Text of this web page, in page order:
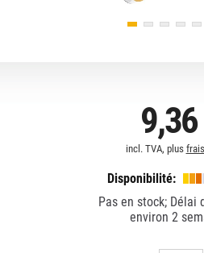
incl. TVA, plus
Disponibilité:
Pas en stock; Délai
environ 2